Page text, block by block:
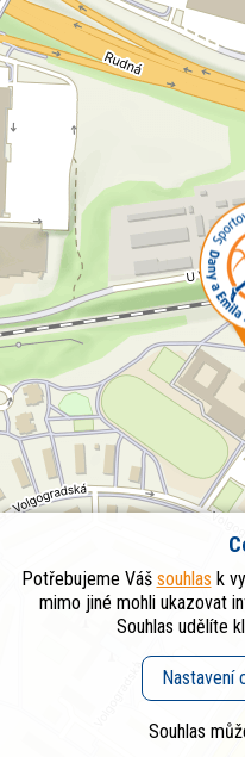
Potřebujeme Váš souhlas k
mimo jiné mohli ukazovat
Souhlas udělíte
Nastavení
Souhlas